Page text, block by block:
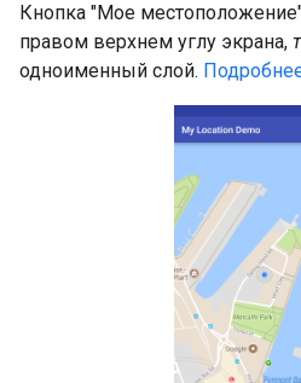
Кнопка "Мое
правом верхнем углу экрана,
одноименный слой.